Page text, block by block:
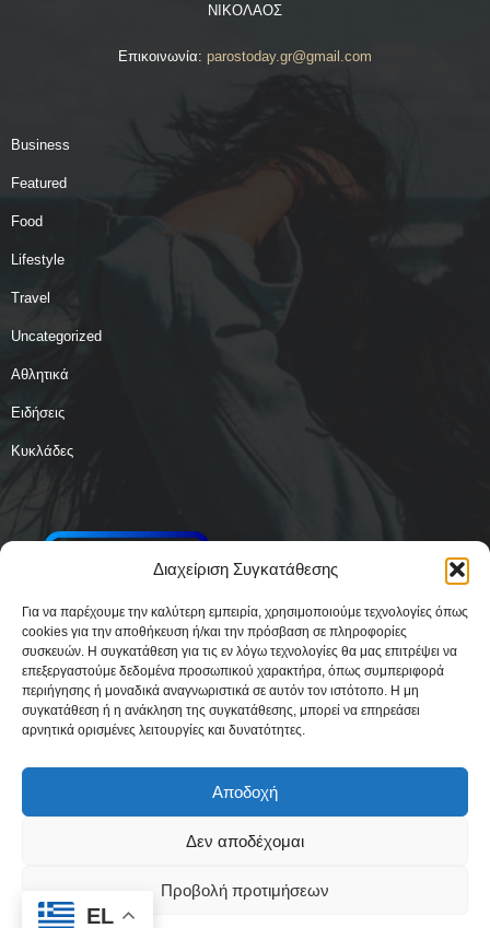
Διαχείριση Συγκατάθεσης
Για να παρέχουμε την καλύτερη εμπειρία, χρησιμοποιούμε τεχνολογίες όπως
cookies για την αποθήκευση ή/και την πρόσβαση σε πληροφορίες
συσκευών. Η συγκατάθεση για τις εν λόγω τεχνολογίες θα μας επιτρέψει να
επεξεργαστούμε δεδομένα προσωπικού χαρακτήρα, όπως συμπεριφορά
περιήγησης ή μοναδικά αναγνωριστικά σε αυτόν τον ιστότοπο. Η μη
συγκατάθεση ή η ανάκληση της συγκατάθεσης, μπορεί να επηρεάσει
αρνητικά ορισμένες λειτουργίες και δυνατότητες.
Αποδοχή
Δεν αποδέχομαι
Προβολή προτιμήσεων
ΝΙΚΟΛΑΟΣ
Επικοινωνία: parostoday.gr@gmail.com
Business
Featured
Food
Lifestyle
Travel
Uncategorized
Αθλητικά
Ειδήσεις
Κυκλάδες
Όροι Χρήσης
Πολιτική απορρήτου & Cookies
Ταυτότητα
EL